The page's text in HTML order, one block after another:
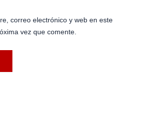
correo electrónico y web en este
vez que comente.